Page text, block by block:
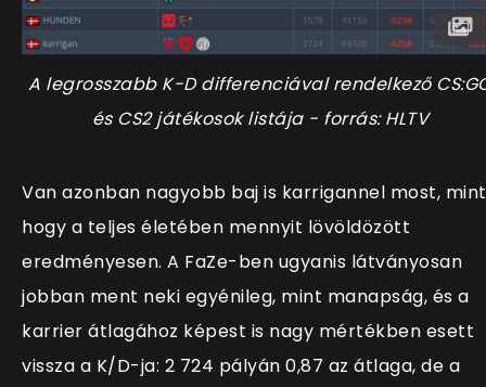
A legrosszabb K-D differenciával rendelkező
és CS2 játékosok listája - forrás: HLTV
Van azonban nagyobb baj is karrigannel most, mint
hogy a teljes életében mennyit lövöldözött
eredményesen. A FaZe-ben ugyanis látványosan
jobban ment neki egyénileg, mint manapság, és a
karrier átlagához képest is nagy mértékben esett
vissza a K/D-ja: 2 724 pályán 0,87 az átlaga, de a